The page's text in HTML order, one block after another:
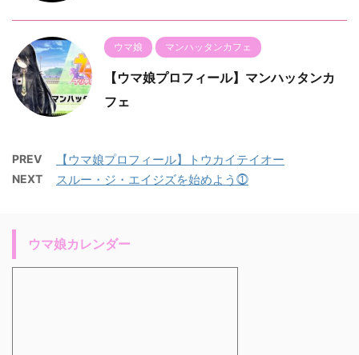
ウマ娘 マンハッタンカフェ
【ウマ娘プロフィール】マンハッタンカ
フェ
PREV 【ウマ娘プロフィール】トウカイテイオー
NEXT スルー・ジ・エイジズを始めよう⓵
ウマ娘カレンダー